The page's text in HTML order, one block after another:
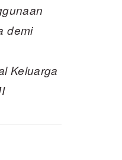
demi
Keluarga